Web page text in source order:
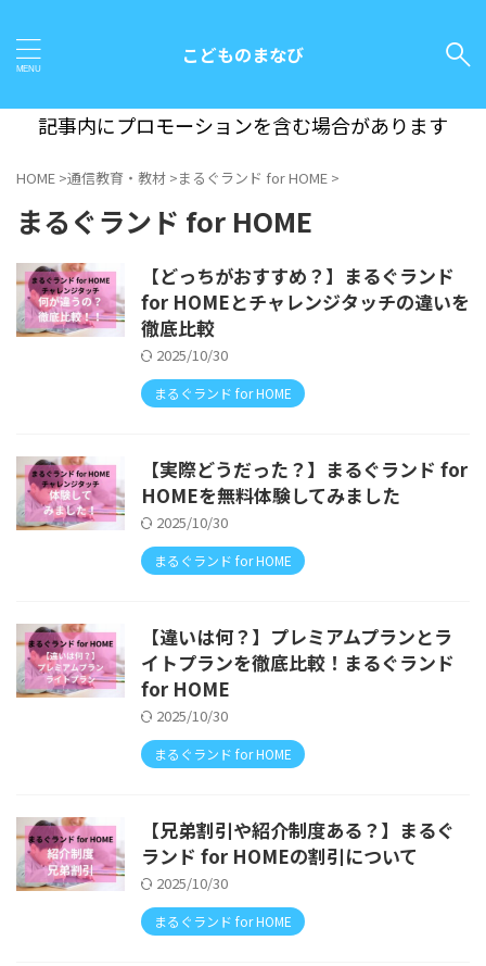
こどものまなび
記事内にプロモーションを含む場合があります
HOME >通信教育・教材 >まるぐランド for HOME >
まるぐランド for HOME
【どっちがおすすめ？】まるぐランド
for HOMEとチャレンジタッチの違いを
徹底比較
2025/10/30
まるぐランド for HOME
【実際どうだった？】まるぐランド for
HOMEを無料体験してみました
2025/10/30
まるぐランド for HOME
【違いは何？】プレミアムプランとラ
イトプランを徹底比較！まるぐランド
for HOME
2025/10/30
まるぐランド for HOME
【兄弟割引や紹介制度ある？】まるぐ
ランド for HOMEの割引について
2025/10/30
まるぐランド for HOME